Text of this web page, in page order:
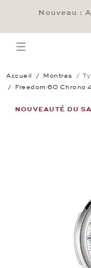
Nouveau :
open menu
Accueil Montres
Freedom 60 Chrono
Freedom
NOUVEAUTÉ DU